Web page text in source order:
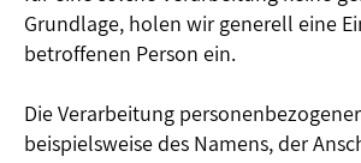
Grundlage, holen wir generell eine
betroffenen Person ein.
Die Verarbeitung
beispielsweise des Namens, der